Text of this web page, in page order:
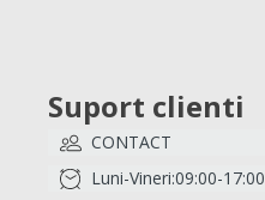
Suport clienti
CONTACT
Luni-Vineri:09:00-17:00